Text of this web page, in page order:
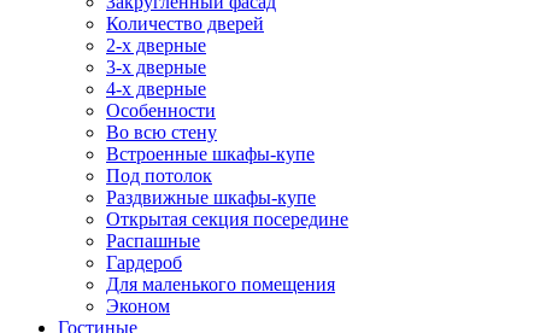
Количество дверей
2-х дверные
3-х дверные
4-х дверные
Особенности
Во всю стену
Встроенные шкафы-купе
Под потолок
Раздвижные шкафы-купе
Открытая секция посередине
Распашные
Гардероб
Для маленького помещения
Эконом
Гостиные